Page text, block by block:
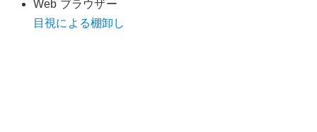
Web ブラウザー
目視による棚卸し